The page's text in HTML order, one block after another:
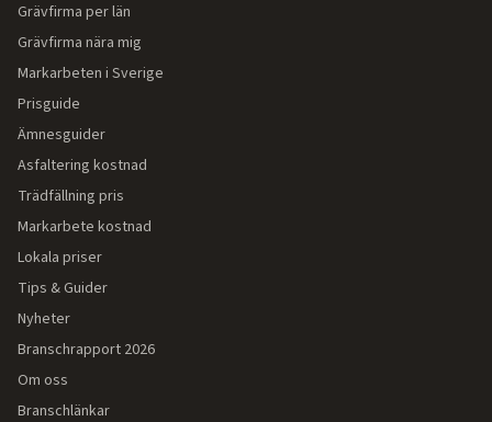
Grävfirma per län
Grävfirma nära mig
Markarbeten i Sverige
Prisguide
Ämnesguider
Asfaltering kostnad
Trädfällning pris
Markarbete kostnad
Lokala priser
Tips & Guider
Nyheter
Branschrapport 2026
Om oss
Branschlänkar